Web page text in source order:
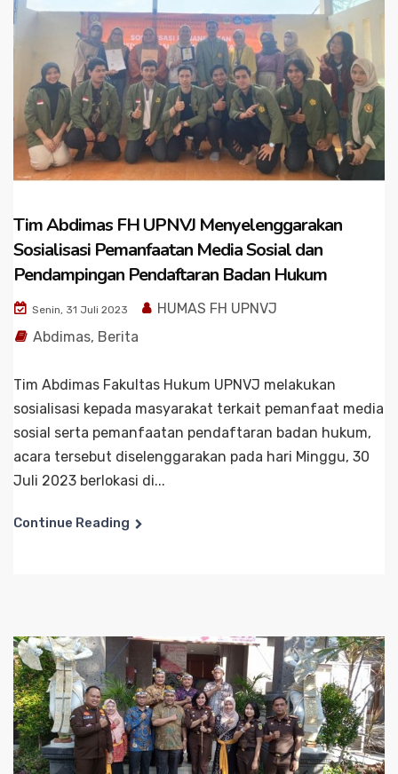
Tim Abdimas FH UPNVJ Menyelenggarakan
Sosialisasi Pemanfaatan Media Sosial dan
Pendampingan Pendaftaran Badan Hukum
Senin, 31 Juli 2023
HUMAS FH UPNVJ
Abdimas, Berita
Tim Abdimas Fakultas Hukum UPNVJ melakukan
sosialisasi kepada masyarakat terkait pemanfaat media
sosial serta pemanfaatan pendaftaran badan hukum,
acara tersebut diselenggarakan pada hari Minggu, 30
Juli 2023 berlokasi di...
Continue Reading